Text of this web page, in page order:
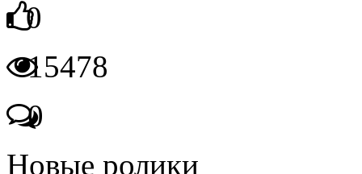
0
15478
0
Новые ролики